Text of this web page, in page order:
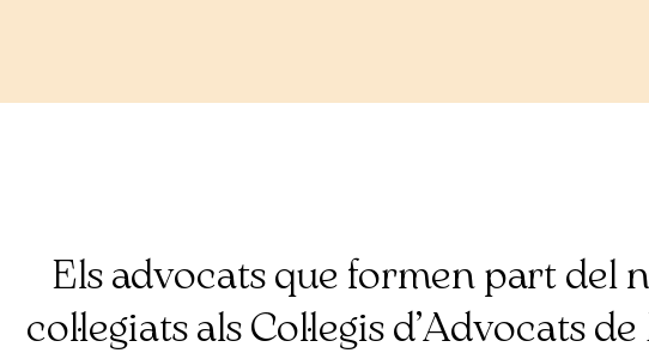
Els advocats que formen part del
col·legiats als Col·legis d’Advocats